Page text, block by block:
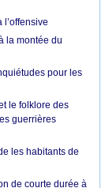
la montée du
pour les
le folklore des
guerrières
les habitants de
de courte durée à